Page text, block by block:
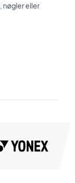
nøgler eller